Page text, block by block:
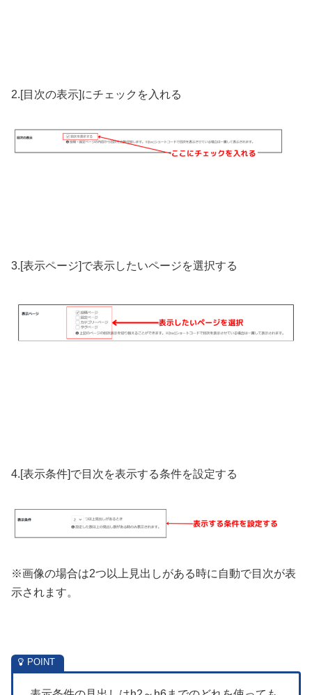
2.[目次の表示]にチェックを入れる
3.[表示ページ]で表示したいページを選択する
4.[表示条件]で目次を表示する条件を設定する
※画像の場合は2つ以上見出しがある時に自動で目次が表
示されます。